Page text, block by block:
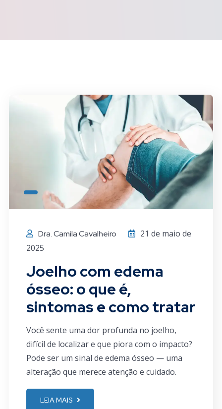
Dra. Camila Cavalheiro
21 de maio de
2025
Joelho com edema
ósseo: o que é,
sintomas e como tratar
Você sente uma dor profunda no joelho,
difícil de localizar e que piora com o impacto?
Pode ser um sinal de edema ósseo — uma
alteração que merece atenção e cuidado.
LEIA MAIS